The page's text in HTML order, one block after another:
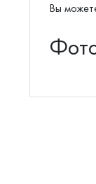
Вы